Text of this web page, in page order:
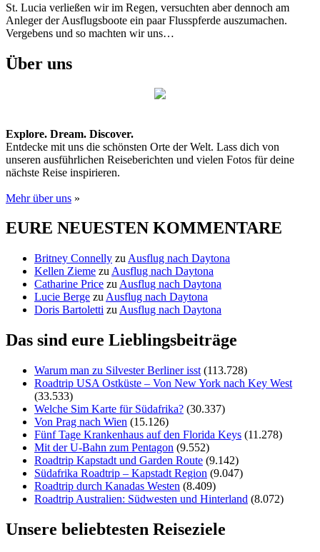
St. Lucia verließen wir im Regen, versuchten aber dennoch am
Anleger der Ausflugsboote ein paar Flusspferde auszumachen.
Vergebens und so machten wir uns…
Über uns
Explore. Dream. Discover.
Entdecke mit uns die schönsten Orte der Welt. Lass dich von
unseren ausführlichen Reiseberichten und vielen Fotos für deine
nächste Reise inspirieren.
Mehr über uns »
EURE NEUESTEN KOMMENTARE
Britney Connelly zu Ausflug nach Daytona
Kellen Zieme zu Ausflug nach Daytona
Catharine Price zu Ausflug nach Daytona
Lucie Berge zu Ausflug nach Daytona
Doris Bartoletti zu Ausflug nach Daytona
Das sind eure Lieblingsbeiträge
Warum man zu Silvester Berliner isst (113.728)
Roadtrip USA Ostküste – Von New York nach Key West
(33.533)
Welche Sim Karte für Südafrika? (30.337)
Von Prag nach Wien (15.126)
Fünf Tage Krankenhaus auf den Florida Keys (11.278)
Mit der U-Bahn zum Pentagon (9.552)
Roadtrip Kapstadt und Garden Route (9.142)
Südafrika Roadtrip – Kapstadt Region (9.047)
Roadtrip durch Kanadas Westen (8.409)
Roadtrip Australien: Südwesten und Hinterland (8.072)
Unsere beliebtesten Reiseziele